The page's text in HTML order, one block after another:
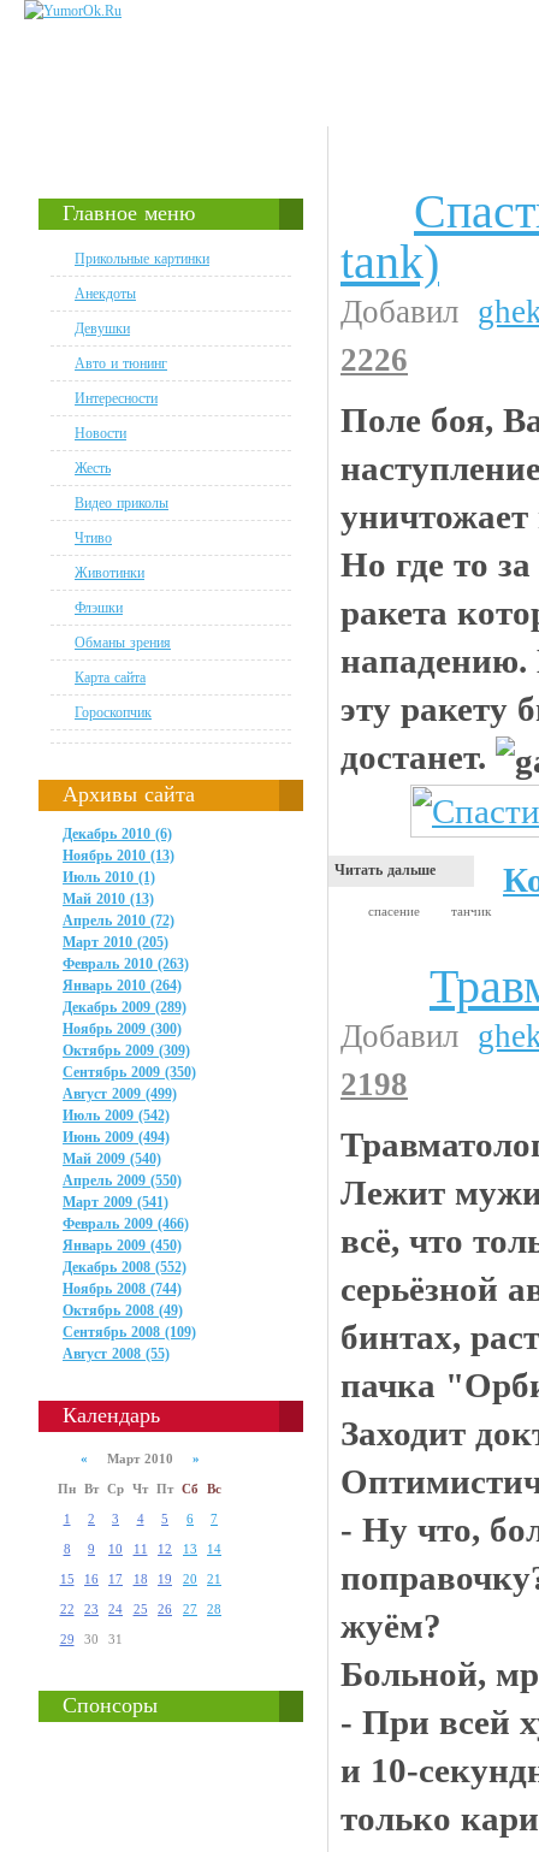
Главное меню
Прикольные картинки
Анекдоты
Девушки
Авто и тюнинг
Интересности
Новости
Жесть
Видео приколы
Чтиво
Животинки
Флэшки
Обманы зрения
Карта сайта
Гороскопчик
Архивы сайта
Декабрь 2010 (6)
Ноябрь 2010 (13)
Июль 2010 (1)
Май 2010 (13)
Апрель 2010 (72)
Март 2010 (205)
Февраль 2010 (263)
Январь 2010 (264)
Декабрь 2009 (289)
Ноябрь 2009 (300)
Октябрь 2009 (309)
Сентябрь 2009 (350)
Август 2009 (499)
Июль 2009 (542)
Июнь 2009 (494)
Май 2009 (540)
Апрель 2009 (550)
Март 2009 (541)
Февраль 2009 (466)
Январь 2009 (450)
Декабрь 2008 (552)
Ноябрь 2008 (744)
Октябрь 2008 (49)
Сентябрь 2008 (109)
Август 2008 (55)
Календарь
« Март 2010 »
Пн Вт Ср Чт Пт Сб Вс
1 2 3 4 5 6 7
8 9 10 11 12 13 14
15 16 17 18 19 20 21
22 23 24 25 26 27 28
29 30 31
Спонсоры
tank)
Добавил
2226
Поле боя,
Но где то
ракета
эту ракету
достанет.
Читать дальше
спасение танчик
Добавил
2198
Лежит
всё, что
серьёзной
бинтах,
пачка
Заходит
- Ну что,
жуём?
Больной,
- При всей
и 10-
только